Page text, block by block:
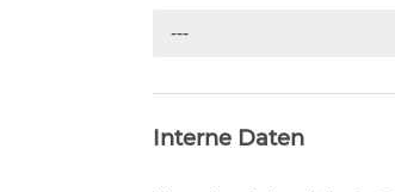
---
Interne Daten